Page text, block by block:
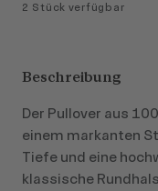
2 Stück verfügbar
Beschreibung
Der Pullover aus
einem markanten
Tiefe und eine
klassische